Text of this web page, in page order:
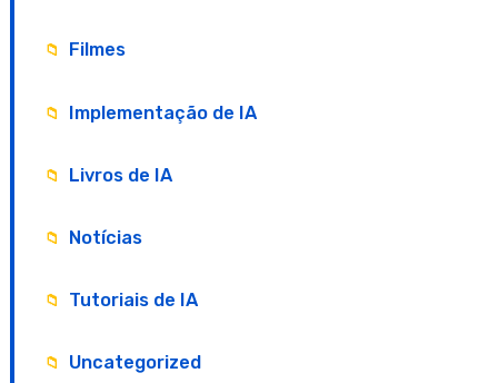
Filmes
Implementação de IA
Livros de IA
Notícias
Tutoriais de IA
Uncategorized